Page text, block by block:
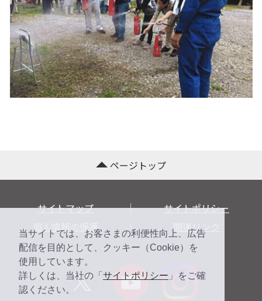
当サイトでは、お客さまの利便性向上、広告
配信を目的として、クッキー（Cookie）を
使用しています。
詳しくは、当社の「 サイトポリシー 」をご確
認ください。
ページトップ
サイトマップ
サイトポリシー
個人情報の保護
関連リンク